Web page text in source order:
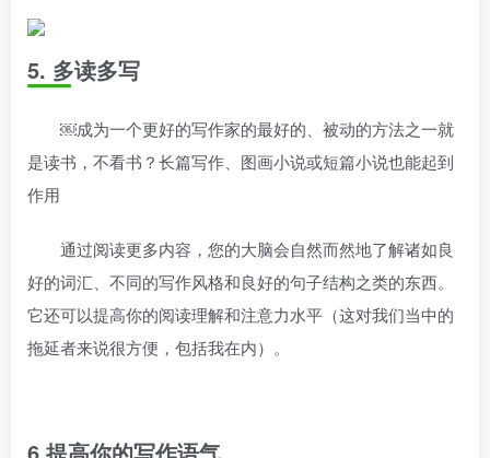
5. 多读多写
￼成为一个更好的写作家的最好的、被动的方法之一就
是读书，不看书？长篇写作、图画小说或短篇小说也能起到
作用
通过阅读更多内容，您的大脑会自然而然地了解诸如良
好的词汇、不同的写作风格和良好的句子结构之类的东西。
它还可以提高你的阅读理解和注意力水平（这对我们当中的
拖延者来说很方便，包括我在内）。